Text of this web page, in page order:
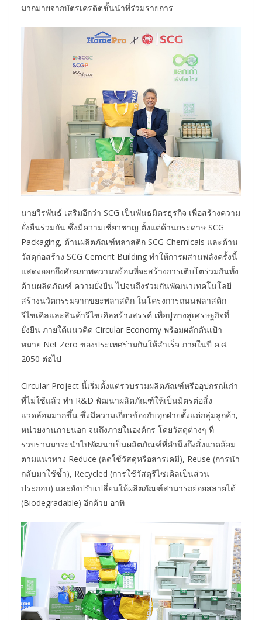
มากมายจากบัตรเครดิตชั้นนำที่ร่วมรายการ
นายวีรพันธ์ เสริมอีกว่า SCG เป็นพันธมิตรธุรกิจ เพื่อสร้างความ
ยั่งยืนร่วมกัน ซึ่งมีความเชี่ยวชาญ ตั้งแต่ด้านกระดาษ SCG
Packaging, ด้านผลิตภัณฑ์พลาสติก SCG Chemicals และด้าน
วัสดุก่อสร้าง SCG Cement Building ทำให้การผสานพลังครั้งนี้
แสดงออกถึงศักยภาพความพร้อมที่จะสร้างการเติบโตร่วมกันทั้ง
ด้านผลิตภัณฑ์ ความยั่งยืน ไปจนถึงร่วมกันพัฒนาเทคโนโลยี
สร้างนวัตกรรมจากขยะพลาสติก ในโครงการถนนพลาสติก
รีไซเคิลและสินค้ารีไซเคิลสร้างสรรค์ เพื่อปูทางสู่เศรษฐกิจที่
ยั่งยืน ภายใต้แนวคิด Circular Economy พร้อมผลักดันเป้า
หมาย Net Zero ของประเทศร่วมกันให้สำเร็จ ภายในปี ค.ศ.
2050 ต่อไป
Circular Project นี้เริ่มตั้งแต่รวบรวมผลิตภัณฑ์หรืออุปกรณ์เก่า
ที่ไม่ใช้แล้ว ทำ R&D พัฒนาผลิตภัณฑ์ให้เป็นมิตรต่อสิ่ง
แวดล้อมมากขึ้น ซึ่งมีความเกี่ยวข้องกับทุกฝ่ายตั้งแต่กลุ่มลูกค้า,
หน่วยงานภายนอก จนถึงภายในองค์กร โดยวัสดุต่างๆ ที่
รวบรวมมาจะนำไปพัฒนาเป็นผลิตภัณฑ์ที่คำนึงถึงสิ่งแวดล้อม
ตามแนวทาง Reduce (ลดใช้วัสดุหรือสารเคมี), Reuse (การนำ
กลับมาใช้ซ้ำ), Recycled (การใช้วัสดุรีไซเคิลเป็นส่วน
ประกอบ) และยังปรับเปลี่ยนให้ผลิตภัณฑ์สามารถย่อยสลายได้
(Biodegradable) อีกด้วย อาทิ